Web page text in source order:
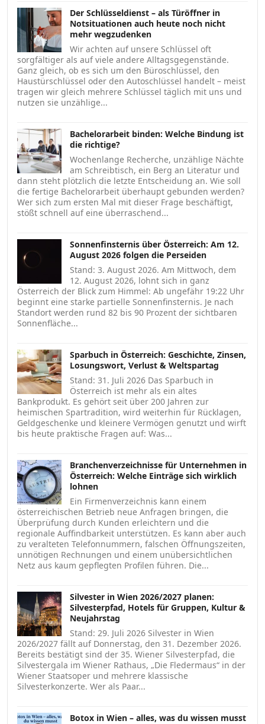
Der Schlüsseldienst – als Türöffner in
Notsituationen auch heute noch nicht
mehr wegzudenken
Wir achten auf unsere Schlüssel oft
sorgfältiger als auf viele andere Alltagsgegenstände.
Ganz gleich, ob es sich um den Büroschlüssel, den
Haustürschlüssel oder den Autoschlüssel handelt – meist
tragen wir gleich mehrere Schlüssel täglich mit uns und
nutzen sie unzählige...
Bachelorarbeit binden: Welche Bindung ist
die richtige?
Wochenlange Recherche, unzählige Nächte
am Schreibtisch, ein Berg an Literatur und
dann steht plötzlich die letzte Entscheidung an. Wie soll
die fertige Bachelorarbeit überhaupt gebunden werden?
Wer sich zum ersten Mal mit dieser Frage beschäftigt,
stößt schnell auf eine überraschend...
Sonnenfinsternis über Österreich: Am 12.
August 2026 folgen die Perseiden
Stand: 3. August 2026. Am Mittwoch, dem
12. August 2026, lohnt sich in ganz
Österreich der Blick zum Himmel: Ab ungefähr 19:22 Uhr
beginnt eine starke partielle Sonnenfinsternis. Je nach
Standort werden rund 82 bis 90 Prozent der sichtbaren
Sonnenfläche...
Sparbuch in Österreich: Geschichte, Zinsen,
Losungswort, Verlust & Weltspartag
Stand: 31. Juli 2026 Das Sparbuch in
Österreich ist mehr als ein altes
Bankprodukt. Es gehört seit über 200 Jahren zur
heimischen Spartradition, wird weiterhin für Rücklagen,
Geldgeschenke und kleinere Vermögen genutzt und wirft
bis heute praktische Fragen auf: Was...
Branchenverzeichnisse für Unternehmen in
Österreich: Welche Einträge sich wirklich
lohnen
Ein Firmenverzeichnis kann einem
österreichischen Betrieb neue Anfragen bringen, die
Überprüfung durch Kunden erleichtern und die
regionale Auffindbarkeit unterstützen. Es kann aber auch
zu veralteten Telefonnummern, falschen Öffnungszeiten,
unnötigen Rechnungen und einem unübersichtlichen
Netz aus kaum gepflegten Profilen führen. Die...
Silvester in Wien 2026/2027 planen:
Silvesterpfad, Hotels für Gruppen, Kultur &
Neujahrstag
Stand: 29. Juli 2026 Silvester in Wien
2026/2027 fällt auf Donnerstag, den 31. Dezember 2026.
Bereits bestätigt sind der 35. Wiener Silvesterpfad, die
Silvestergala im Wiener Rathaus, „Die Fledermaus“ in der
Wiener Staatsoper und mehrere klassische
Silvesterkonzerte. Wer als Paar...
Botox in Wien – alles, was du wissen musst